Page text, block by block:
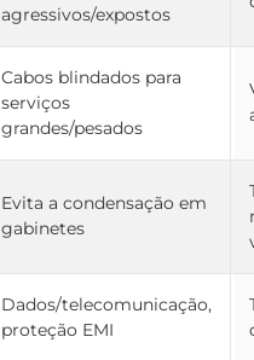
agressivos/expostos
Cabos blindados para
serviços
grandes/pesados
Evita a condensação em
gabinetes
Dados/telecomunicação,
proteção EMI